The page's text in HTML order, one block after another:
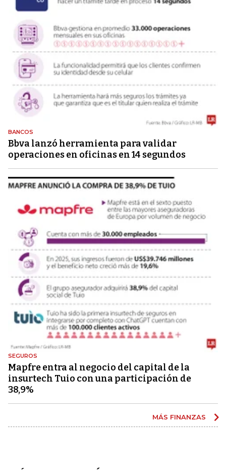
BANCOS
Bbva lanzó herramienta para validar
operaciones en oficinas en 14 segundos
SEGUROS
Mapfre entra al negocio del capital de la
insurtech Tuio con una participación de
38,9%
MÁS FINANZAS